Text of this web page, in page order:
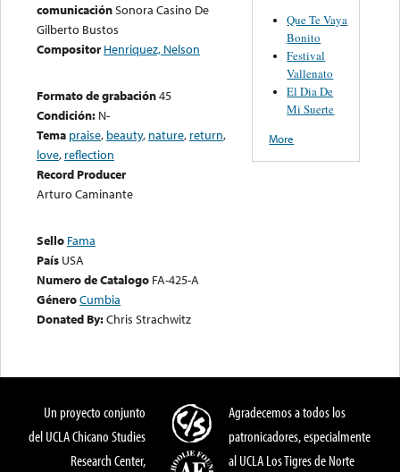
comunicaciónSonora Casino De
Gilberto Bustos
Compositor Henriquez, Nelson
Formato de grabación45
Condición: N-
Tema praise, beauty, nature, return,
love, reflection
Record Producer
Arturo Caminante
Sello Fama
País USA
Numero de Catalogo FA-425-A
GéneroCumbia
Donated By:Chris Strachwitz
Que Te Vaya
Bonito
Festival
Vallenato
El Dia De
Mi Suerte
More
Un proyecto conjunto
del UCLA Chicano Studies
Research Center,
Agradecemos a todos los
patronicadores, especialmente
al UCLA Los Tigres de Norte